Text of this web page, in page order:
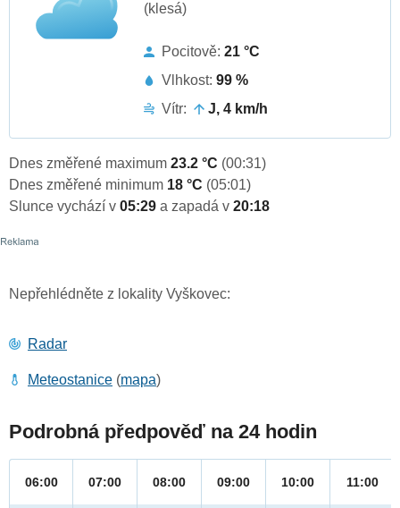
(klesá)
Pocitově: 21 °C
Vlhkost: 99 %
Vítr:
J, 4 km/h
Dnes změřené maximum 23.2 °C (00:31)
Dnes změřené minimum 18 °C (05:01)
Slunce vychází v 05:29 a zapadá v 20:18
Nepřehlédněte z lokality Vyškovec:
Radar
Meteostanice (mapa)
Podrobná předpověď na 24 hodin
06:00 07:00 08:00 09:00 10:00 11:00